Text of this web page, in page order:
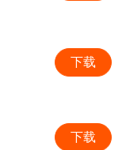
下载
下载